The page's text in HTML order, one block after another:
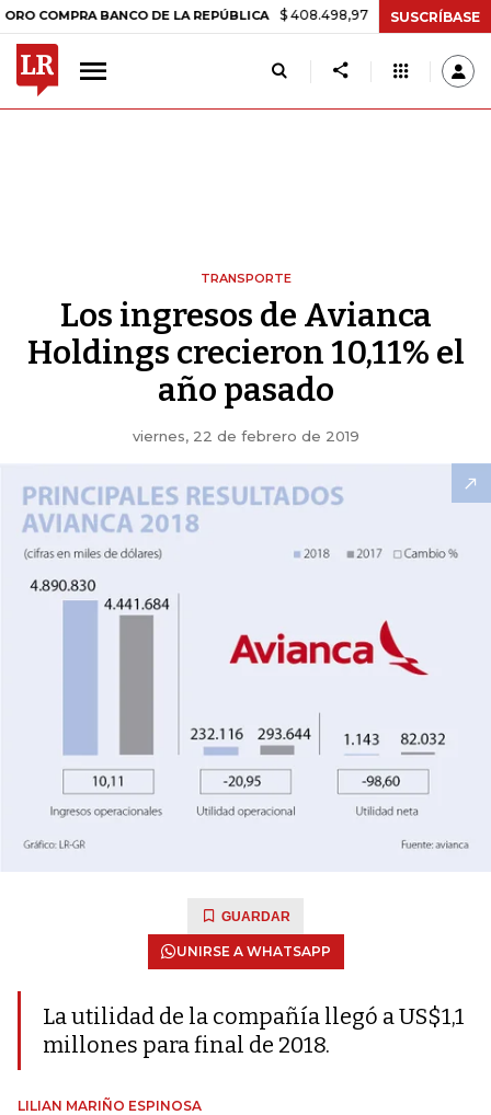
BANCO DE LA REPÚBLICA $ 408.498,97 +$ 8.753,81 +2,19%
SUSCRÍBASE
TRANSPORTE
Los ingresos de Avianca
Holdings crecieron 10,11% el
año pasado
viernes, 22 de febrero de 2019
GUARDAR
UNIRSE A WHATSAPP
La utilidad de la compañía llegó a US$1,1
millones para final de 2018.
LILIAN MARIÑO ESPINOSA